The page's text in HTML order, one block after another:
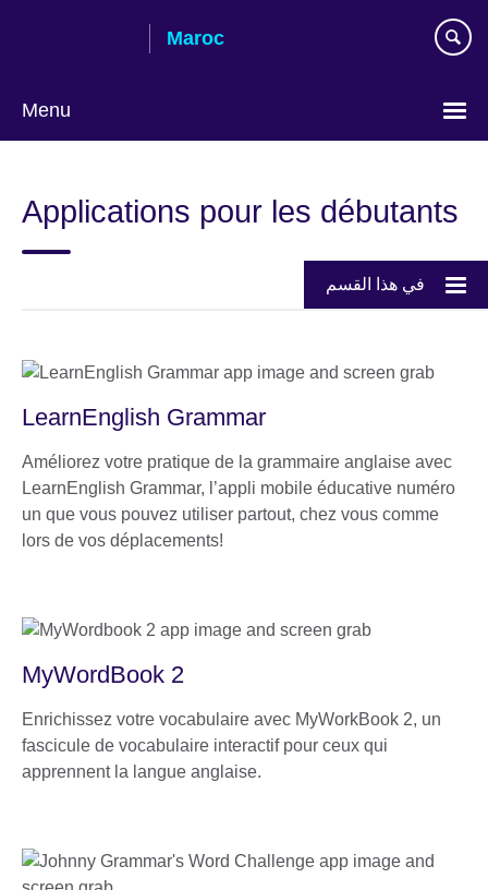
Maroc
Menu
langue
Applications pour les débutants
في هذا القسم
LearnEnglish Grammar
Améliorez votre pratique de la grammaire anglaise avec
LearnEnglish Grammar, l’appli mobile éducative numéro
un que vous pouvez utiliser partout, chez vous comme
lors de vos déplacements!
MyWordBook 2
Enrichissez votre vocabulaire avec MyWorkBook 2, un
fascicule de vocabulaire interactif pour ceux qui
apprennent la langue anglaise.